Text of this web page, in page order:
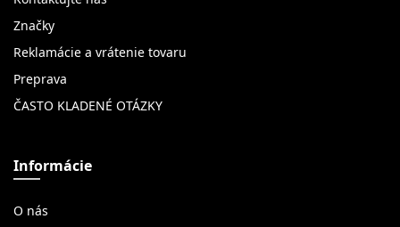
Značky
Reklamácie a vrátenie tovaru
Preprava
ČASTO KLADENÉ OTÁZKY
Informácie
O nás